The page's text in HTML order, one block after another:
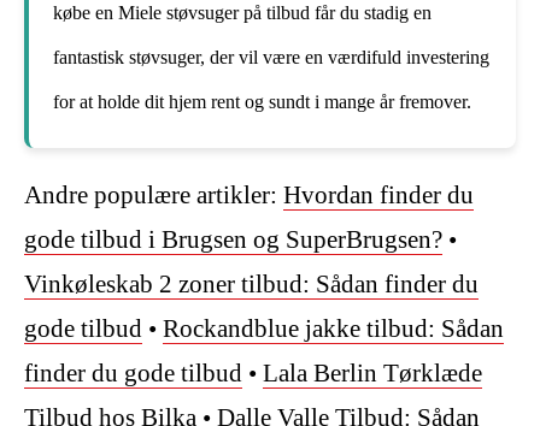
købe en Miele støvsuger på tilbud får du stadig en
fantastisk støvsuger, der vil være en værdifuld investering
for at holde dit hjem rent og sundt i mange år fremover.
Andre populære artikler: Hvordan finder du
gode tilbud i Brugsen og SuperBrugsen? •
Vinkøleskab 2 zoner tilbud: Sådan finder du
gode tilbud • Rockandblue jakke tilbud: Sådan
finder du gode tilbud • Lala Berlin Tørklæde
Tilbud hos Bilka • Dalle Valle Tilbud: Sådan